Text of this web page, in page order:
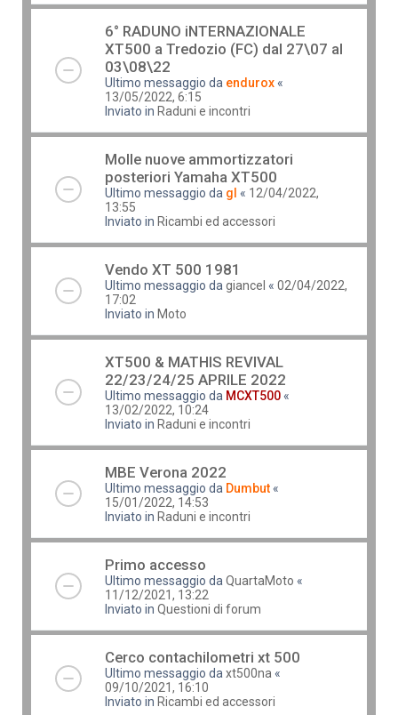
6° RADUNO iNTERNAZIONALE
XT500 a Tredozio (FC) dal 27\07 al
03\08\22
Ultimo messaggio da endurox «
13/05/2022, 6:15
Inviato in Raduni e incontri
Molle nuove ammortizzatori
posteriori Yamaha XT500
Ultimo messaggio da gl « 12/04/2022,
13:55
Inviato in Ricambi ed accessori
Vendo XT 500 1981
Ultimo messaggio dagiancel « 02/04/2022,
17:02
Inviato in Moto
XT500 & MATHIS REVIVAL
22/23/24/25 APRILE 2022
Ultimo messaggio da MCXT500 «
13/02/2022, 10:24
Inviato in Raduni e incontri
MBE Verona 2022
Ultimo messaggio da Dumbut «
15/01/2022, 14:53
Inviato in Raduni e incontri
Primo accesso
Ultimo messaggio daQuartaMoto «
11/12/2021, 13:22
Inviato in Questioni di forum
Cerco contachilometri xt 500
Ultimo messaggio daxt500na «
09/10/2021, 16:10
Inviato in Ricambi ed accessori